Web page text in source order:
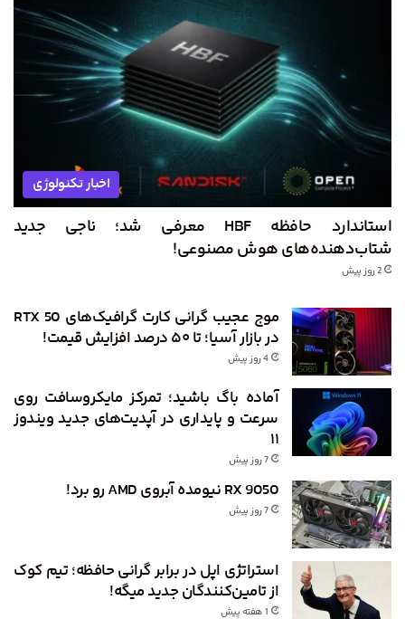
اخبار تکنولوژی
استاندارد حافظه HBF معرفی شد؛ ناجی جدید
شتاب‌دهنده‌های هوش مصنوعی!
2 روز پیش
موج عجیب گرانی کارت گرافیک‌های RTX 50
در بازار آسیا؛ تا ۵۰ درصد افزایش قیمت!
4 روز پیش
آماده باگ باشید؛ تمرکز مایکروسافت روی
سرعت و پایداری در آپدیت‌های جدید ویندوز
۱۱
7 روز پیش
RX 9050 نیومده آبروی AMD رو برد!
7 روز پیش
استراتژی اپل در برابر گرانی حافظه؛ تیم کوک
از تامین‌کنندگان جدید میگه!
1 هفته پیش